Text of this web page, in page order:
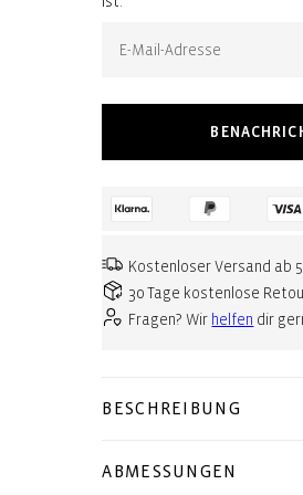
Kostenloser Versand ab
30 Tage kostenlose
Fragen? Wir helfen dir
BESCHREIBUNG
ABMESSUNGEN